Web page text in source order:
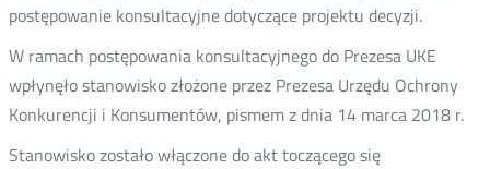
postępowanie konsultacyjne dotyczące projektu decyzji.
W ramach postępowania konsultacyjnego do Prezesa UKE
wpłynęło stanowisko złożone przez Prezesa Urzędu Ochrony
Konkurencji i Konsumentów, pismem z dnia 14 marca 2018 r.
Stanowisko zostało włączone do akt toczącego się